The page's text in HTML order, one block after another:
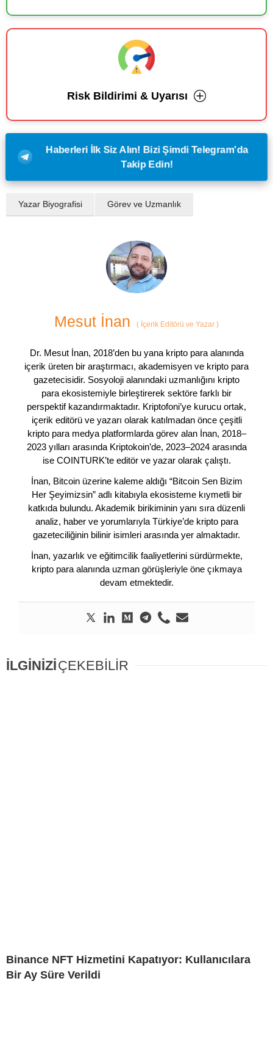
Risk Bildirimi & Uyarısı
Haberleri İlk Siz Alın! Bizi Şimdi Telegram'da
Takip Edin!
Yazar Biyografisi Görev ve Uzmanlık
Mesut İnan ( İçerik Editörü ve Yazar )
Dr. Mesut İnan, 2018’den bu yana kripto para alanında
içerik üreten bir araştırmacı, akademisyen ve kripto para
gazetecisidir. Sosyoloji alanındaki uzmanlığını kripto
para ekosistemiyle birleştirerek sektöre farklı bir
perspektif kazandırmaktadır. Kriptofoni’ye kurucu ortak,
içerik editörü ve yazarı olarak katılmadan önce çeşitli
kripto para medya platformlarda görev alan İnan, 2018–
2023 yılları arasında Kriptokoin’de, 2023–2024 arasında
ise COINTURK’te editör ve yazar olarak çalıştı.
İnan, Bitcoin üzerine kaleme aldığı “Bitcoin Sen Bizim
Her Şeyimizsin” adlı kitabıyla ekosisteme kıymetli bir
katkıda bulundu. Akademik birikiminin yanı sıra düzenli
analiz, haber ve yorumlarıyla Türkiye’de kripto para
gazeteciliğinin bilinir isimleri arasında yer almaktadır.
İnan, yazarlık ve eğitimcilik faaliyetlerini sürdürmekte,
kripto para alanında uzman görüşleriyle öne çıkmaya
devam etmektedir.
İLGİNİZİÇEKEBİLİR
Binance NFT Hizmetini Kapatıyor: Kullanıcılara
Bir Ay Süre Verildi